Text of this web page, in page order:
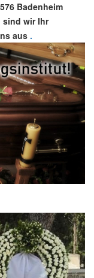
Badenheim
sind wir Ihr
aus .